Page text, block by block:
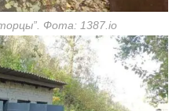
Фота: 1387.io